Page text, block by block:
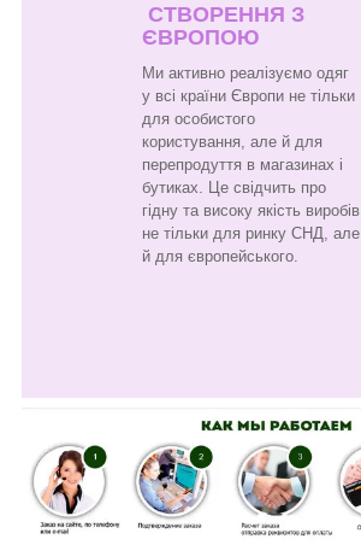
СТВОРЕННЯ З
ЄВРОПОЮ
Ми активно реалізуємо одяг
у всі країни Європи не тільки
для особистого
користування, але й для
перепродуття в магазинах і
бутиках. Це свідчить про
гідну та високу якість виробів
не тільки для ринку СНД, але
й для європейського.